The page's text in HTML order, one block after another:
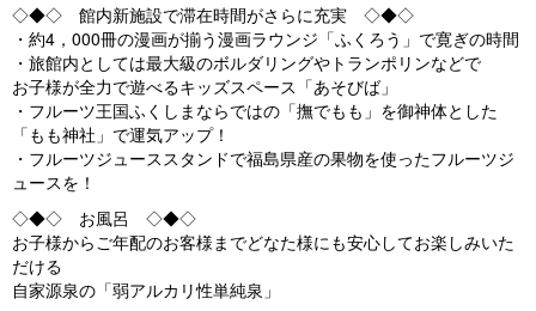
◇◆◇ 館内新施設で滞在時間がさらに充実 ◇◆◇
・約4，000冊の漫画が揃う漫画ラウンジ「ふくろう」で寛ぎの時間
・旅館内としては最大級のボルダリングやトランポリンなどで
お子様が全力で遊べるキッズスペース「あそびば」
・フルーツ王国ふくしまならではの「撫でもも」を御神体とした
「もも神社」で運気アップ！
・フルーツジューススタンドで福島県産の果物を使ったフルーツジ
ュースを！
◇◆◇ お風呂 ◇◆◇
お子様からご年配のお客様までどなた様にも安心してお楽しみいた
だける
自家源泉の「弱アルカリ性単純泉」